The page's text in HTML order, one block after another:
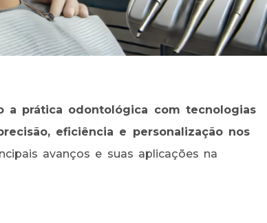
prática odontológica com tecnologias
eficiência e personalização nos
avanços e suas aplicações na